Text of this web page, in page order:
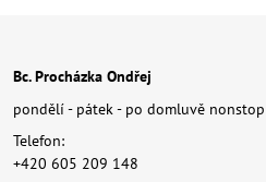
Bc. Procházka Ondřej
pondělí - pátek - po domluvě nonstop
Telefon:
+420 605 209 148